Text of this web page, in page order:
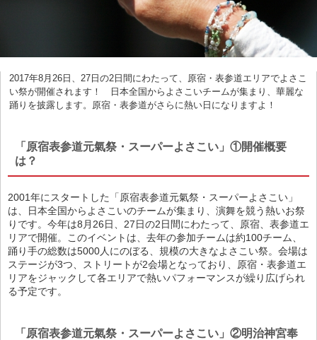
2017年8月26日、27日の2日間にわたって、原宿・表参道エリアでよさこ
い祭が開催されます！ 日本全国からよさこいチームが集まり、華麗な
踊りを披露します。原宿・表参道がさらに熱い日になりますよ！
「原宿表参道元氣祭・スーパーよさこい」①開催概要
は？
2001年にスタートした「原宿表参道元氣祭・スーパーよさこい」
は、日本全国からよさこいのチームが集まり、演舞を競う熱いお祭
りです。今年は8月26日、27日の2日間にわたって、原宿、表参道エ
リアで開催。このイベントは、去年の参加チームは約100チーム、
踊り手の総数は5000人にのぼる、規模の大きなよさこい祭。会場は
ステージが3つ、ストリートが2会場となっており、原宿・表参道エ
リアをジャックして各エリアで熱いパフォーマンスが繰り広げられ
る予定です。
「原宿表参道元氣祭・スーパーよさこい」②明治神宮奉